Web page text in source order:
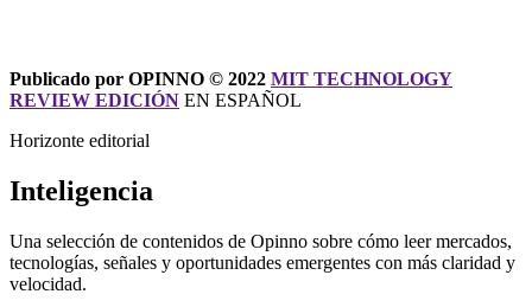
Publicado por OPINNO © 2022 MIT TECHNOLOGY
REVIEW EDICIÓN EN ESPAÑOL
Horizonte editorial
Inteligencia
Una selección de contenidos de Opinno sobre cómo leer mercados,
tecnologías, señales y oportunidades emergentes con más claridad y
velocidad.